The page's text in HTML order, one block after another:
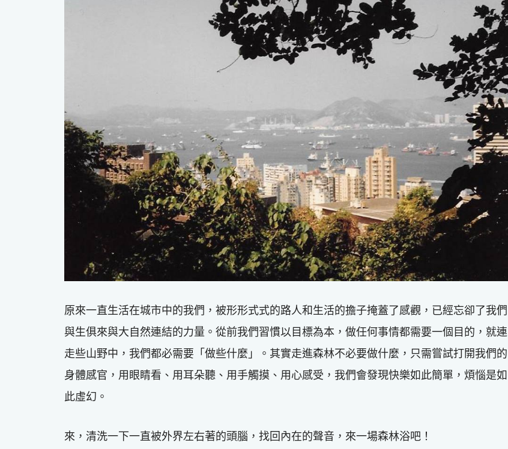
原來一直生活在城市中的我們，被形形式式的路人和生活的擔子掩蓋了感觀，已經忘卻了我們
與生俱來與大自然連結的力量。從前我們習慣以目標為本，做任何事情都需要一個目的，就連
走些山野中，我們都必需要「做些什麼」。其實走進森林不必要做什麼，只需嘗試打開我們的
身體感官，用眼睛看、用耳朵聽、用手觸摸、用心感受，我們會發現快樂如此簡單，煩惱是如
此虛幻。
來，清洗一下一直被外界左右著的頭腦，找回內在的聲音，來一場森林浴吧！